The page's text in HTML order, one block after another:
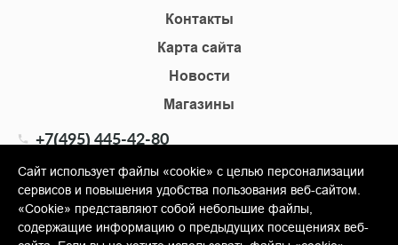
Контакты
Карта сайта
Новости
Магазины
+7(495) 445-42-80
info@shopkm.ru
© Copyright 2013-2026 KERAMA MARAZZI, ООО «Гамма
Сайт использует файлы «cookie» с целью персонализации
сервисов и повышения удобства пользования веб-сайтом.
«Cookie» представляют собой небольшие файлы,
содержащие информацию о предыдущих посещениях веб-